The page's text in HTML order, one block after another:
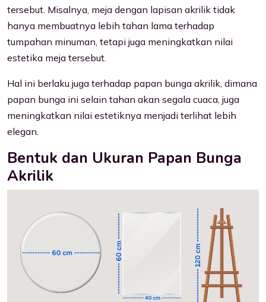
tersebut. Misalnya, meja dengan lapisan akrilik tidak
hanya membuatnya lebih tahan lama terhadap
tumpahan minuman, tetapi juga meningkatkan nilai
estetika meja tersebut.
Hal ini berlaku juga terhadap papan bunga akrilik, dimana
papan bunga ini selain tahan akan segala cuaca, juga
meningkatkan nilai estetiknya menjadi terlihat lebih
elegan.
Bentuk dan Ukuran Papan Bunga
Akrilik